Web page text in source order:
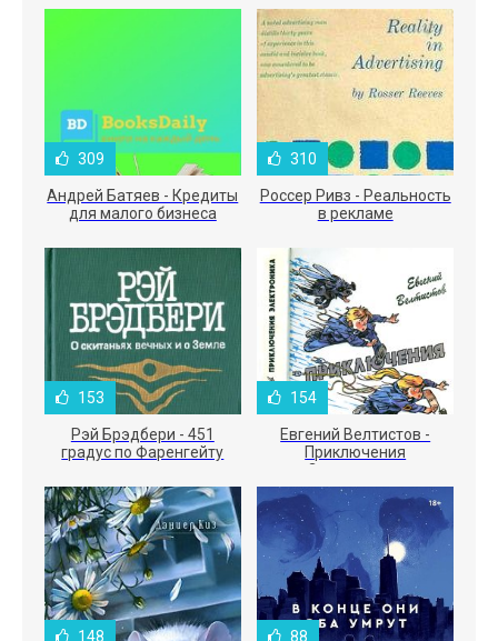
309
Андрей Батяев - Кредиты
для малого бизнеса
310
Россер Ривз - Реальность
в рекламе
153
Рэй Брэдбери - 451
градус по Фаренгейту
154
Евгений Велтистов -
Приключения
Электроника
148 88